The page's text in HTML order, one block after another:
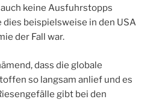
keine Ausfuhrstopps
beispielsweise in den USA
der Fall war.
dass die globale
so langsam anlief und es
gibt bei den